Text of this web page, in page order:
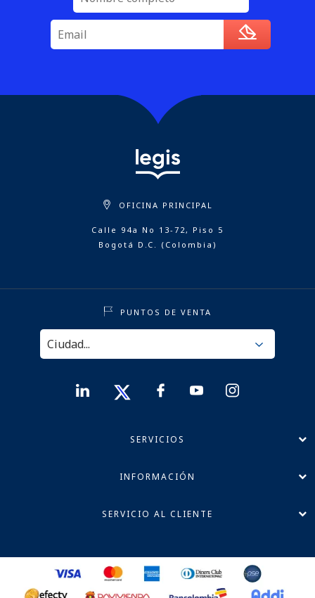
OFICINA PRINCIPAL
Calle 94a No 13-72, Piso 5
Bogotá D.C. (Colombia)
PUNTOS DE VENTA
SERVICIOS
INFORMACIÓN
SERVICIO AL CLIENTE